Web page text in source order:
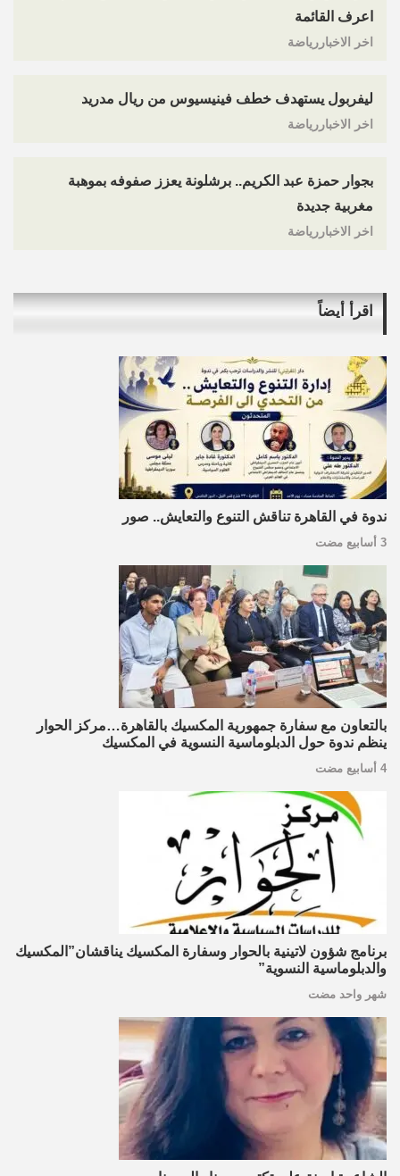
اعرف القائمة
اخر الاخباررياضة
ليفربول يستهدف خطف فينيسيوس من ريال مدريد
اخر الاخباررياضة
بجوار حمزة عبد الكريم.. برشلونة يعزز صفوفه بموهبة
مغربية جديدة
اخر الاخباررياضة
اقرأ أيضاً
ندوة في القاهرة تناقش التنوع والتعايش.. صور
3 أسابيع مضت
بالتعاون مع سفارة جمهورية المكسيك بالقاهرة…مركز الحوار
ينظم ندوة حول الدبلوماسية النسوية في المكسيك
4 أسابيع مضت
برنامج شؤون لاتينية بالحوار وسفارة المكسيك يناقشان”المكسيك
والدبلوماسية النسوية”
شهر واحد مضت